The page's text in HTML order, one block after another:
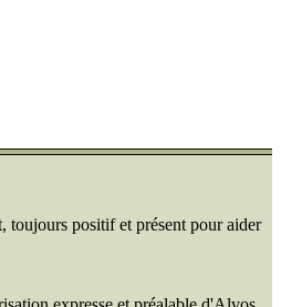
toujours positif et présent pour aider